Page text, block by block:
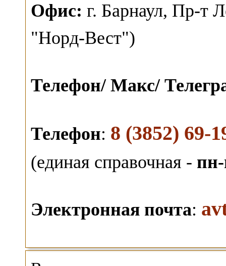
Офис: г. Барнаул, Пр-т
"Норд-Вест")
Телефон/ Макс/
Телефон: 8 (3852) 69-
(единая справочная -
Электронная почта: